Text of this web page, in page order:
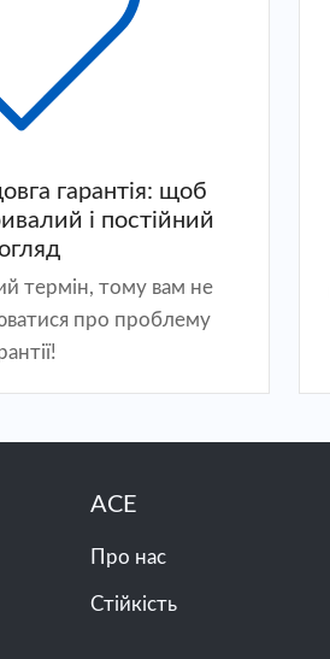
гарантія: щоб
і постійний
термін, тому вам не
про проблему
ACE
Про нас
Стійкість